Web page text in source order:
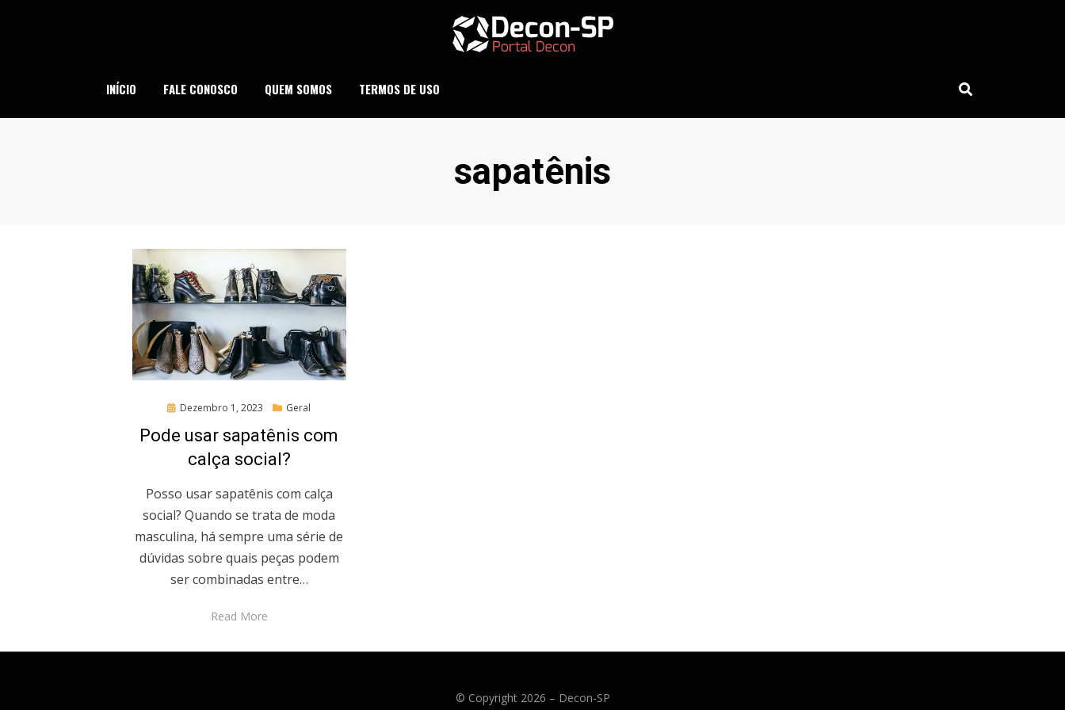
DECON-SP
INÍCIO FALE CONOSCO QUEM SOMOS TERMOS DE USO
Etiqueta
:
sapatênis
Posted
Dezembro 1, 2023 Geral
Pode usar sapatênis com
calça social?
Posso usar sapatênis com calça
social? Quando se trata de moda
masculina, há sempre uma série de
dúvidas sobre quais peças podem
ser combinadas entre…
Read More
© Copyright 2026 – Decon-SP